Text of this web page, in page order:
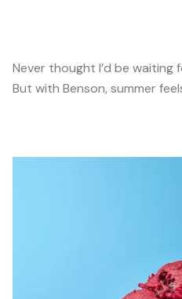
Never thought I’d be waiting
But with Benson, summer